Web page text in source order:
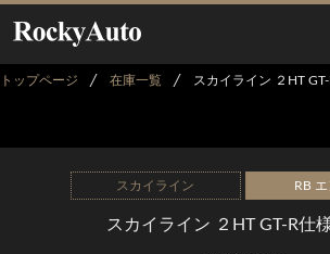
トップページ 在庫一覧 スカイライン ２HT
スカイライン RB
スカイライン ２HT GT-R仕